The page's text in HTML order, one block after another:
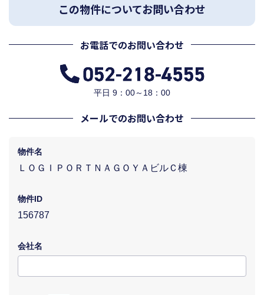
この物件についてお問い合わせ
お電話でのお問い合わせ
平日 9：00～18：00
メールでのお問い合わせ
物件名
ＬＯＧＩＰＯＲＴＮＡＧＯＹＡビルＣ棟
物件ID
156787
会社名